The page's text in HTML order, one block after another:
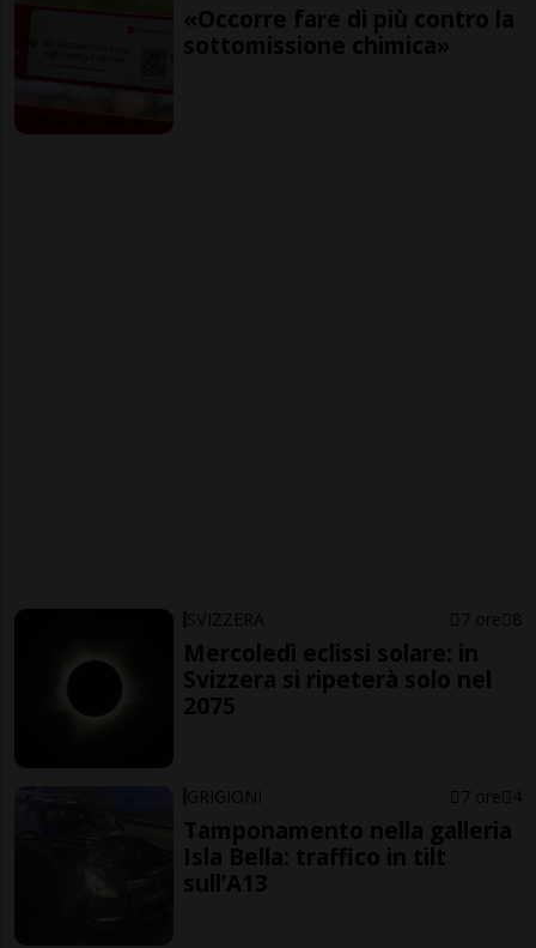
«Occorre fare di più contro la
sottomissione chimica»
SVIZZERA 7 ore 8
Mercoledì eclissi solare: in
Svizzera si ripeterà solo nel
2075
GRIGIONI 7 ore 4
Tamponamento nella galleria
Isla Bella: traffico in tilt
sull’A13